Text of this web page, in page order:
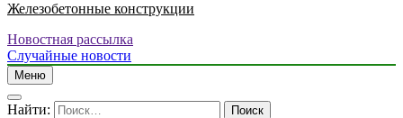
Железобетонные конструкции
Новостная рассылка
Случайные новости
Меню
Найти: